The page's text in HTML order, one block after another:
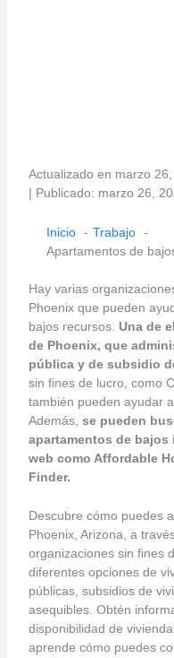
Actualizado en marzo
| Publicado: marzo 26,
Inicio
Trabajo
Apartamentos de
Hay varias
Phoenix que pueden
bajos recursos. Una de
de Phoenix, que
pública y de subsidio
sin fines de lucro, como
también pueden ayudar
Además, se pueden
apartamentos de
web como Affordable
Finder.
Descubre cómo puedes
Phoenix, Arizona, a
organizaciones sin fines
diferentes opciones de
públicas, subsidios de
asequibles. Obtén
disponibilidad de
aprende cómo puedes